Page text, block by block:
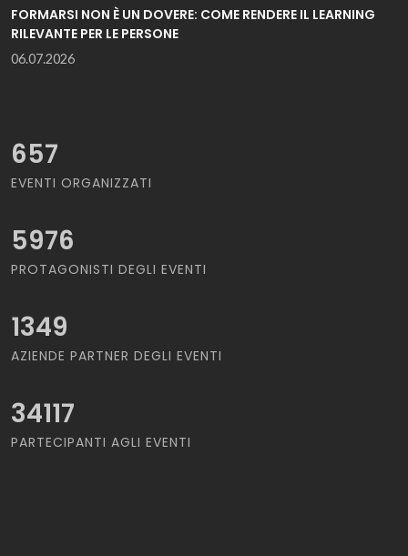
FORMARSI NON È UN DOVERE: COME RENDERE IL LEARNING
RILEVANTE PER LE PERSONE
06.07.2026
657
EVENTI ORGANIZZATI
5976
PROTAGONISTI DEGLI EVENTI
1349
AZIENDE PARTNER DEGLI EVENTI
34117
PARTECIPANTI AGLI EVENTI